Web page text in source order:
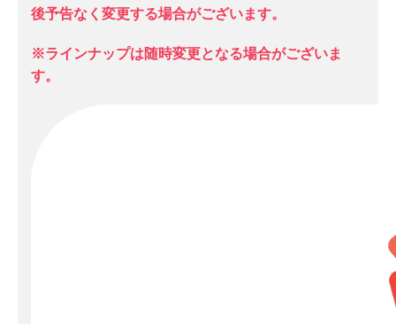
後予告なく変更する場合がございます。
※ラインナップは随時変更となる場合がございま
す。